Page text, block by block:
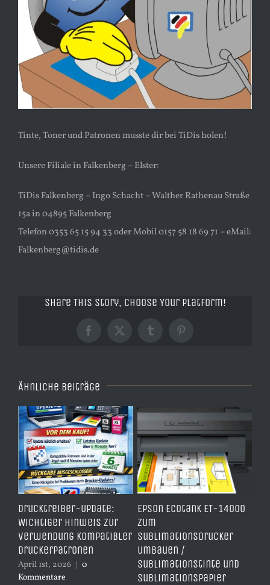
Tinte, Toner und Patronen musste dir bei TiDis holen!
Unsere Filiale in Falkenberg – Elster:
TiDis Falkenberg – Ingo Schacht – Walther Rathenau Straße
15a in 04895 Falkenberg
Telefon 0353 65 15 94 33 oder Mobil 0157 58 18 69 71 – eMail:
Falkenberg@tidis.de
Share This Story, Choose Your Platform!
Facebook
X TumblrPinterest
Ähnliche Beiträge
Drucktreiber-Update:
Wichtiger Hinweis zur
Verwendung kompatibler
Druckerpatronen
April 1st, 2026 | 0
Kommentare
Epson Ecotank ET-14000
zum
Sublimationsdrucker
umbauen /
Sublimationstinte und
Sublimationspapier